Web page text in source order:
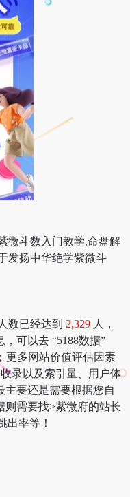
微斗数入门教学,命盘解
发扬中华绝学紫微斗
数已经达到 2,329 人，
可以去 “5188数据”
更多网站价值评估因素
录以及索引量、用户体
主要还是需要根据您自
则需要找>紫微府的站长
出率等！